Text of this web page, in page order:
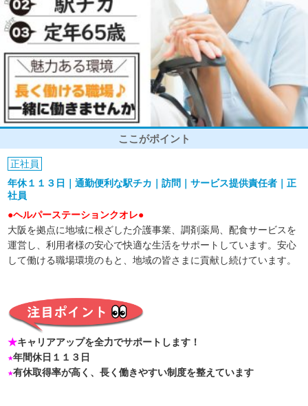
ここがポイント
正社員
年休１１３日｜通勤便利な駅チカ｜訪問｜サービス提供責任者｜正
社員
●ヘルパーステーションクオレ●
大阪を拠点に地域に根ざした介護事業、調剤薬局、配食サービスを
運営し、利用者様の安心で快適な生活をサポートしています。安心
して働ける職場環境のもと、地域の皆さまに貢献し続けています。
★キャリアアップを全力でサポートします！
★年間休日１１３日
★有休取得率が高く、長く働きやすい制度を整えています